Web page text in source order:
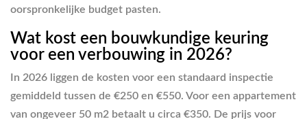
oorspronkelijke budget pasten.
Wat kost een bouwkundige keuring
voor een verbouwing in 2026?
In 2026 liggen de kosten voor een standaard inspectie
gemiddeld tussen de €250 en €550. Voor een appartement
van ongeveer 50 m2 betaalt u circa €350. De prijs voor